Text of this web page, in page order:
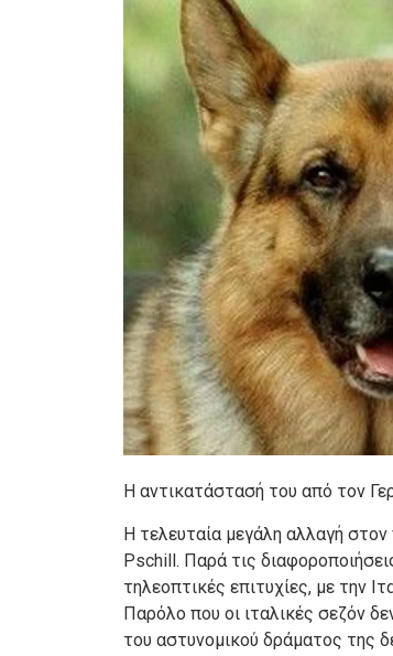
Η αντικατάστασή του από τον
Η τελευταία μεγάλη αλλαγή
Pschill. Παρά τις
τηλεοπτικές επιτυχίες, με την
Παρόλο που οι ιταλικές σεζόν
του αστυνομικού δράματος της